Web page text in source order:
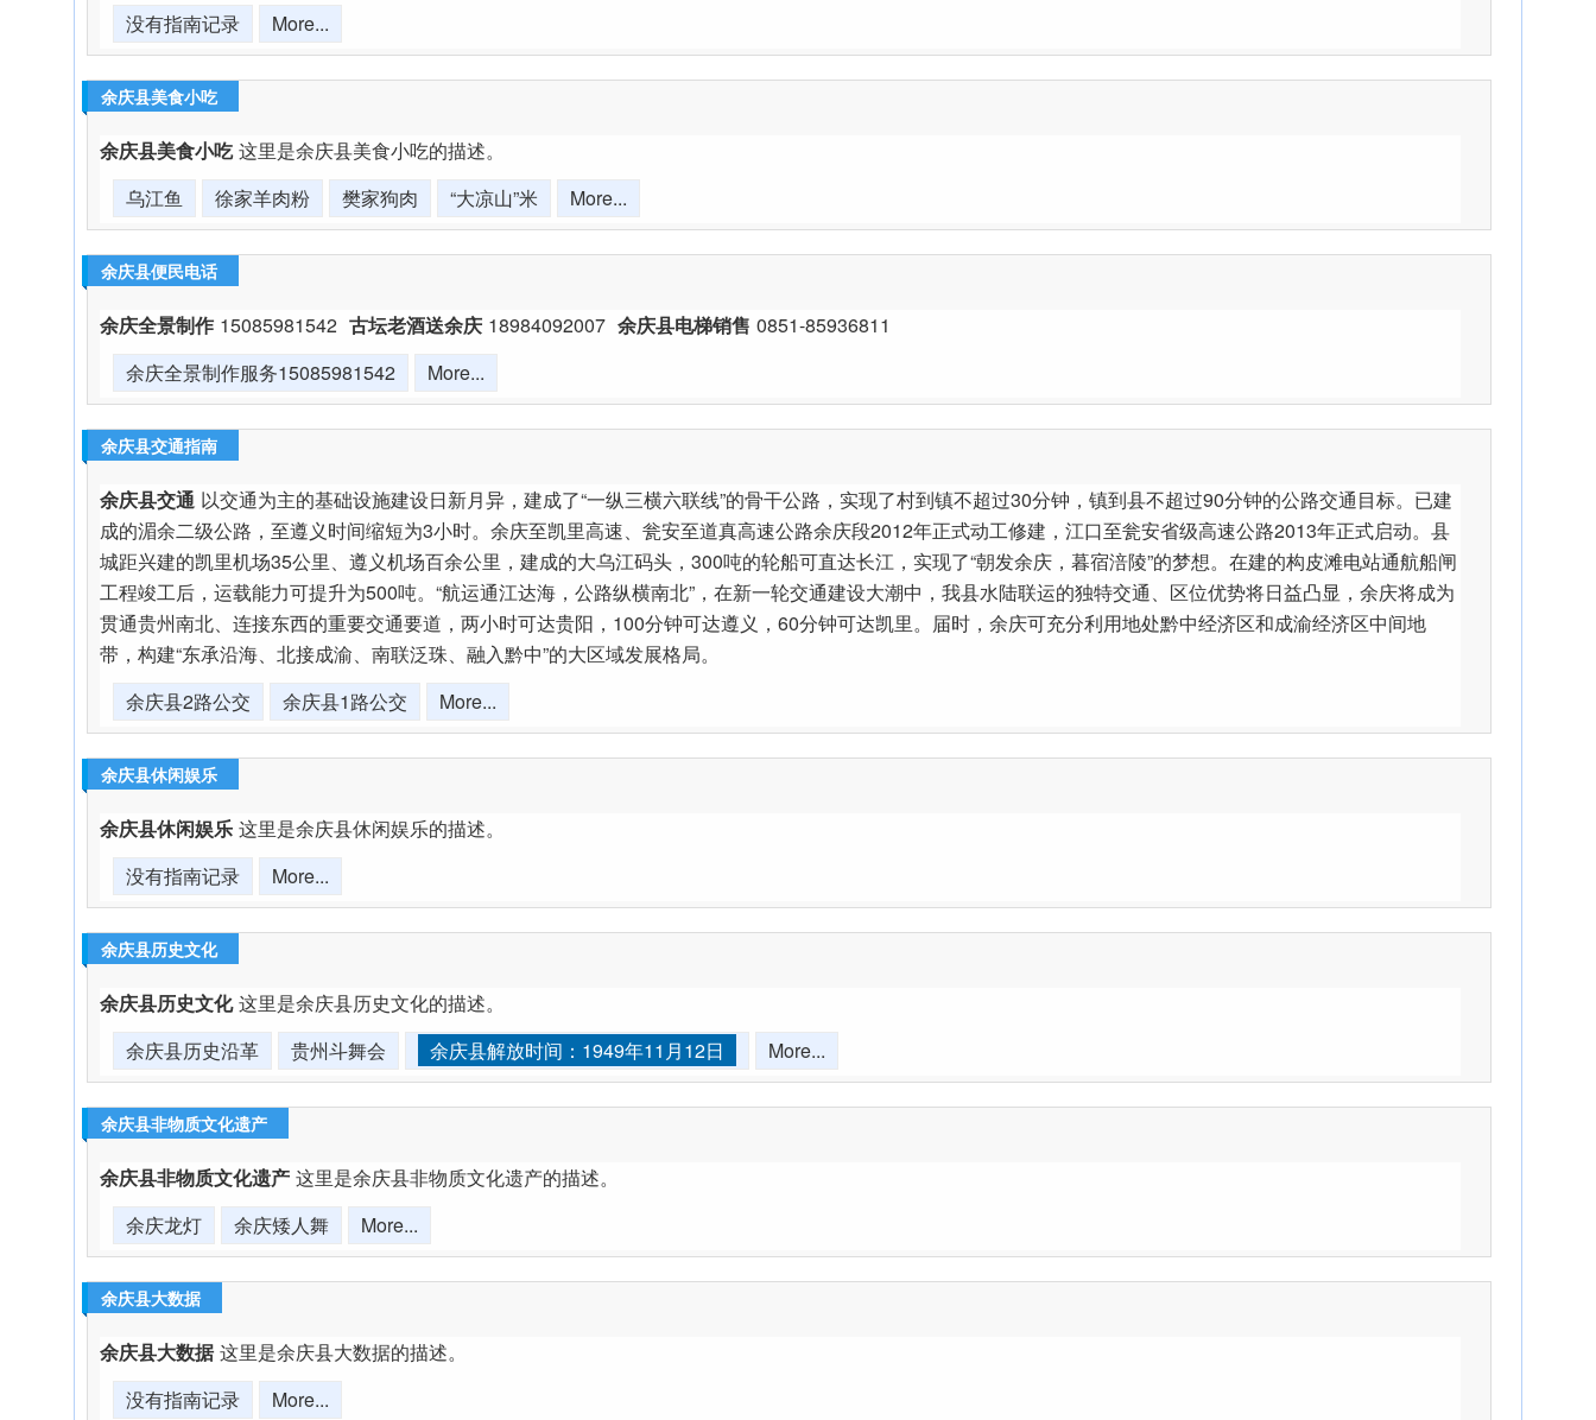
没有指南记录
More...
余庆县美食小吃
余庆县美食小吃 这里是余庆县美食小吃的描述。
乌江鱼
徐家羊肉粉 樊家狗肉 “大凉山”米 More...
余庆县便民电话
余庆全景制作 15085981542 古坛老酒送余庆 18984092007 余庆县电梯销售 0851-85936811
余庆全景制作服务15085981542
More...
余庆县交通指南
余庆县交通 以交通为主的基础设施建设日新月异，建成了“一纵三横六联线”的骨干公路，实现了村到镇不超过30分钟，镇到县不超过90分钟的公路交通目标。已建
成的湄余二级公路，至遵义时间缩短为3小时。余庆至凯里高速、瓮安至道真高速公路余庆段2012年正式动工修建，江口至瓮安省级高速公路2013年正式启动。县
城距兴建的凯里机场35公里、遵义机场百余公里，建成的大乌江码头，300吨的轮船可直达长江，实现了“朝发余庆，暮宿涪陵”的梦想。在建的构皮滩电站通航船闸
工程竣工后，运载能力可提升为500吨。“航运通江达海，公路纵横南北”，在新一轮交通建设大潮中，我县水陆联运的独特交通、区位优势将日益凸显，余庆将成为
贯通贵州南北、连接东西的重要交通要道，两小时可达贵阳，100分钟可达遵义，60分钟可达凯里。届时，余庆可充分利用地处黔中经济区和成渝经济区中间地
带，构建“东承沿海、北接成渝、南联泛珠、融入黔中”的大区域发展格局。
余庆县2路公交
余庆县1路公交 More...
余庆县休闲娱乐
余庆县休闲娱乐 这里是余庆县休闲娱乐的描述。
没有指南记录
More...
余庆县历史文化
余庆县历史文化 这里是余庆县历史文化的描述。
余庆县历史沿革
贵州斗舞会 余庆县解放时间：1949年11月12日 More...
余庆县非物质文化遗产
余庆县非物质文化遗产 这里是余庆县非物质文化遗产的描述。
余庆龙灯
余庆矮人舞 More...
余庆县大数据
余庆县大数据 这里是余庆县大数据的描述。
没有指南记录
More...